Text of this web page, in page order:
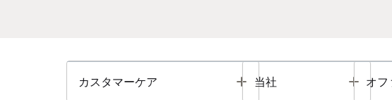
カスタマーケア Toggle
当社 オフ